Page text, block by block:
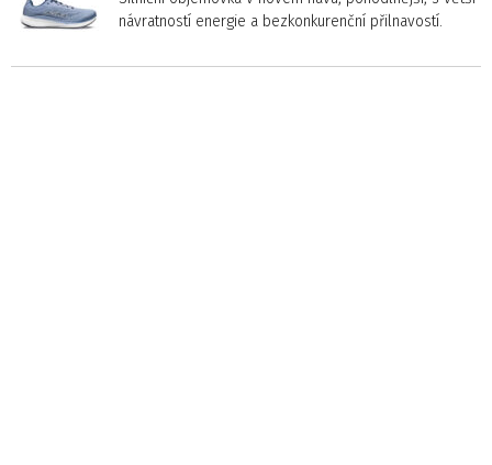
návratností energie a bezkonkurenční přilnavostí.